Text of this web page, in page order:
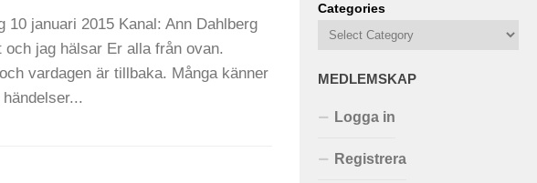
10 januari 2015 Kanal: Ann Dahlberg
jag hälsar Er alla från ovan.
vardagen är tillbaka. Många känner
Categories
MEDLEMSKAP
Logga in
Registrera